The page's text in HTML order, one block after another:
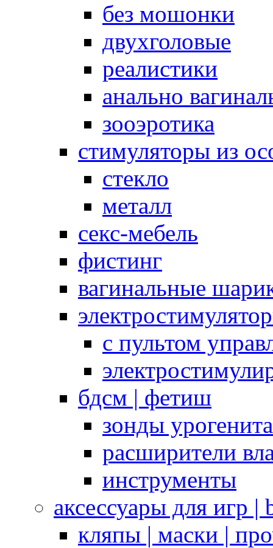
без мошонки
двухголовые
реалистики
анально
зооэротика
стимуляторы из
стекло
металл
секс-мебель
фистинг
вагинальные
с пультом
бдсм | фетиш
зонды
расширители
инструменты
аксессуары для игр |
кляпы | маски |